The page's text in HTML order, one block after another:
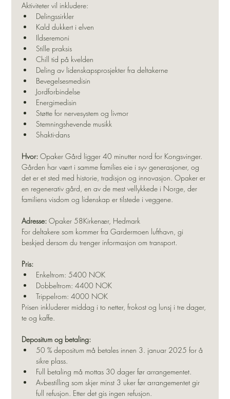
Aktiviteter vil inkludere:
Delingssirkler
Kald dukkert i elven
Ildseremoni
Stille praksis
Chill tid på kvelden
Deling av lidenskapsprosjekter fra deltakerne
Bevegelsesmedisin
Jordforbindelse
Energimedisin
Støtte for nervesystem og livmor
Stemningshevende musikk
Shakti-dans
Hvor: Opaker Gård ligger 40 minutter nord for Kongsvinger.
Gården har vært i samme families eie i syv generasjoner, og
det er et sted med historie, tradisjon og innovasjon. Opaker er
en regenerativ gård, en av de mest vellykkede i Norge, der
familiens visdom og lidenskap er tilstede i veggene.
Adresse: Opaker 58Kirkenær, Hedmark
For deltakere som kommer fra Gardermoen lufthavn, gi
beskjed dersom du trenger informasjon om transport.
Pris:
Enkeltrom: 5400 NOK
Dobbeltrom: 4400 NOK
Trippelrom: 4000 NOK
Prisen inkluderer middag i to netter, frokost og lunsj i tre dager,
te og kaffe.
Depositum og betaling:
50 % depositum må betales innen 3. januar 2025 for å
sikre plass.
Full betaling må mottas 30 dager før arrangementet.
Avbestilling som skjer minst 3 uker før arrangementet gir
full refusjon. Etter det gis ingen refusjon.